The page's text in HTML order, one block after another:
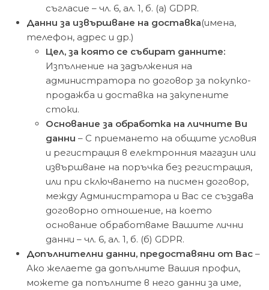
съгласие – чл. 6, ал. 1, б. (а) GDPR.
Данни за извършване на доставка(имена,
телефон, адрес и др.)
Цел, за която се събират данните:
Изпълнение на задължения на
администратора по договор за покупко-
продажба и доставка на закупените
стоки.
Основание за обработка на личните Ви
данни – С приемането на общите условия
и регистрация в електронния магазин или
извършване на поръчка без регистрация,
или при сключването на писмен договор,
между Администратора и Вас се създава
договорно отношение, на което
основание обработваме Вашите лични
данни – чл. 6, ал. 1, б. (б) GDPR.
Допълнителни данни, предоставяни от Вас –
Ако желаете да допълните Вашия профил,
можете да попълните в него данни за име,